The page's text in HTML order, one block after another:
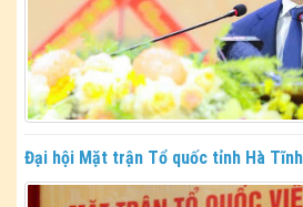
Đại hội Mặt trận Tổ quốc tỉnh Hà